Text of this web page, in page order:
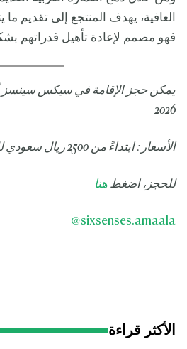
العافية، يهدف المنتجع إلى تقديم
فهو مصمم لإعادة تأهيل قدراتهم
2026
الأسعار: ابتداءً من 2500 ريال سعودي لليلة الواحدة
للحجز، اضغط هنا
sixsenses.amaala
@
الأكثر قراءة